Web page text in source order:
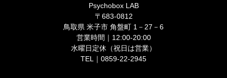
Psychobox LAB
〒683-0812
鳥取県 米子市 角盤町 1－27－6
営業時間｜12:00-20:00
水曜日定休（祝日は営業）
TEL｜0859-22-2945